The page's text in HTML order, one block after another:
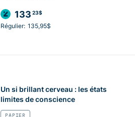
133 23$
Régulier: 135,95$
Un si brillant cerveau : les états
limites de conscience
PAPIER